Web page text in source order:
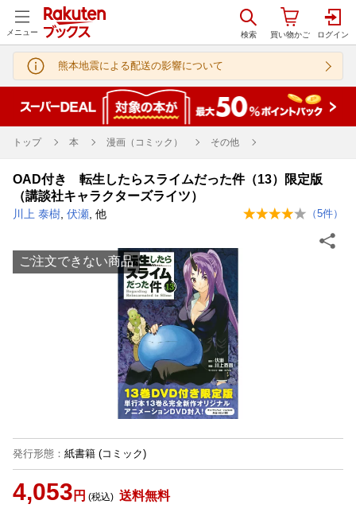
メニュー
熊本地震による配送の影響について
トップ 本 漫画（コミック） その他
OAD付き 転生したらスライムだった件（13）限定版
（講談社キャラクターズライツ）
川上 泰樹 伏瀬 , 他 （5件）
ご注文できない商品
発行形態 ： 紙書籍 (コミック)
4,053 円 (税込) 送料無料